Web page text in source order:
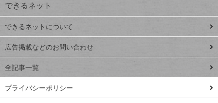
close
閉じ
る
連載
Excel Q&A
トイアンナ流仕
事術
ではじめる業務
の完全自動化
できるネット
できるネットについて
広告掲載などのお問い合わせ
全記事一覧
プライバシーポリシー